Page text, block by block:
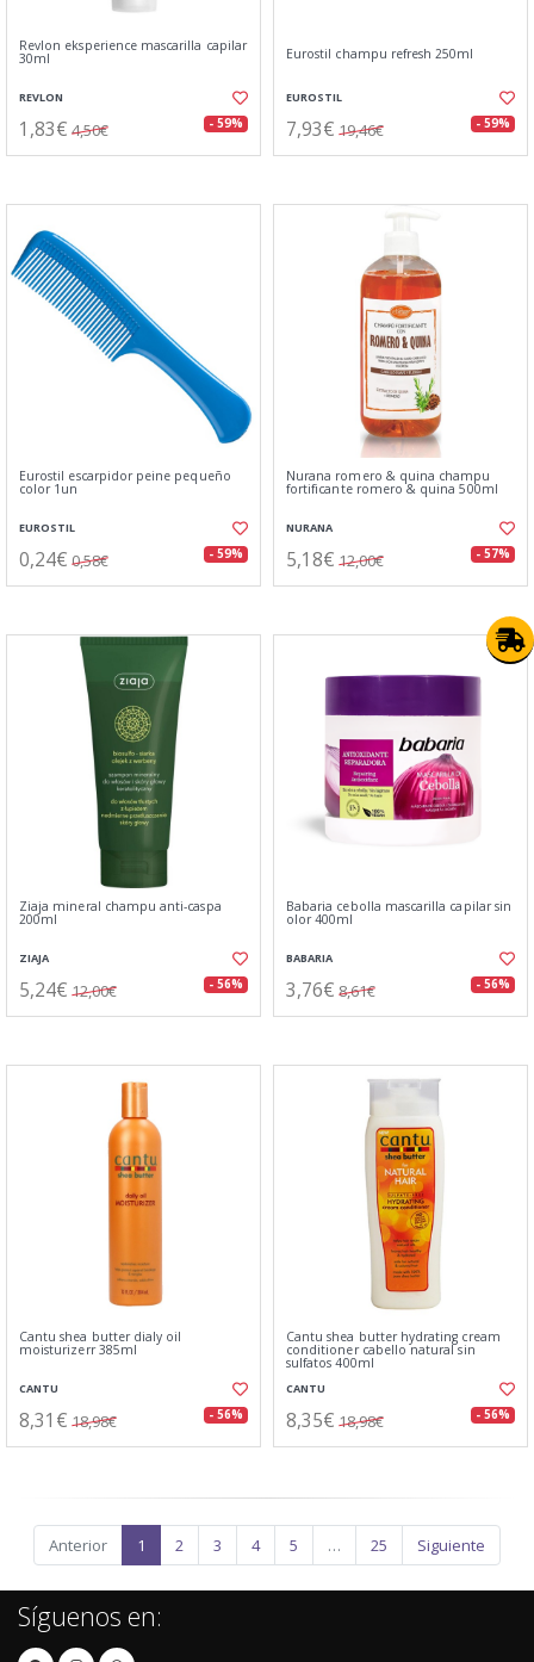
Revlon eksperience mascarilla capilar
30ml
REVLON
1,83€ 4,50€ - 59%
Eurostil champu refresh 250ml
EUROSTIL
7,93€ 19,46€ - 59%
Eurostil escarpidor peine pequeño
color 1un
EUROSTIL
0,24€ 0,58€ - 59%
Nurana romero & quina champu
fortificante romero & quina 500ml
NURANA
5,18€ 12,00€ - 57%
Ziaja mineral champu anti-caspa
200ml
ZIAJA
5,24€ 12,00€ - 56%
Babaria cebolla mascarilla capilar sin
olor 400ml
BABARIA
3,76€ 8,61€ - 56%
Cantu shea butter dialy oil
moisturizerr 385ml
CANTU
8,31€ 18,98€ - 56%
Cantu shea butter hydrating cream
conditioner cabello natural sin
sulfatos 400ml
CANTU
8,35€ 18,98€ - 56%
Anterior 1 2 3 4 5 … 25 Siguiente
Síguenos en: